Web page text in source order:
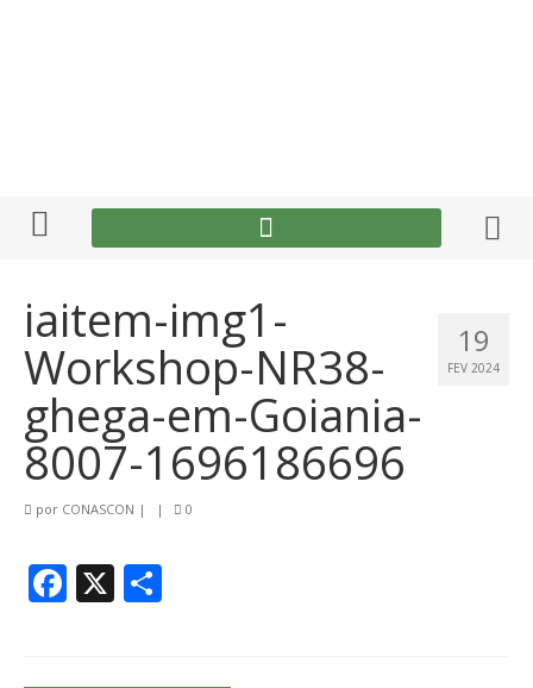
19
FEV 2024
iaitem-img1-
Workshop-NR38-
ghega-em-Goiania-
8007-1696186696
por CONASCON | | 0
Facebook
X